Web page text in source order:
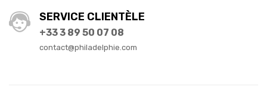
SERVICE CLIENTÈLE
+33 3 89 50 07 08
contact@philadelphie.com